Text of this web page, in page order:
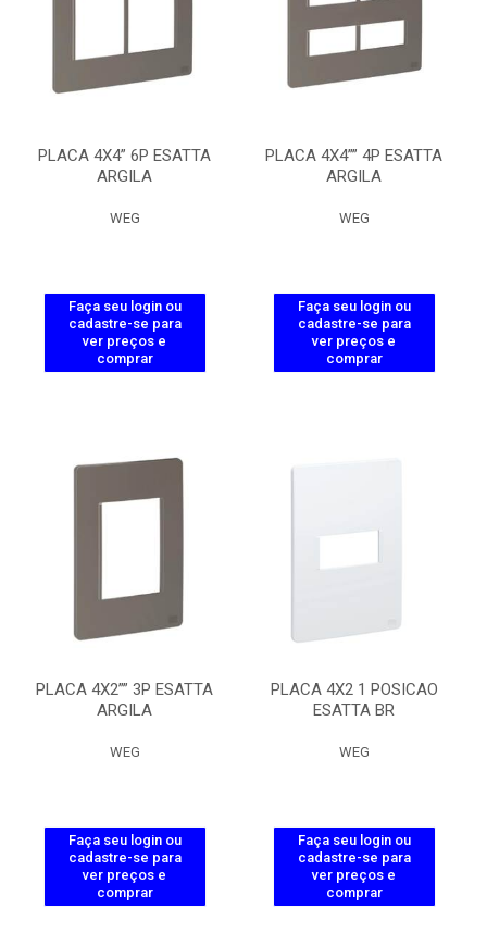
PLACA 4X4” 6P ESATTA
ARGILA
WEG
Faça seu login ou
cadastre-se para
ver preços e
comprar
PLACA 4X4”” 4P ESATTA
ARGILA
WEG
Faça seu login ou
cadastre-se para
ver preços e
comprar
PLACA 4X2”” 3P ESATTA
ARGILA
WEG
Faça seu login ou
cadastre-se para
ver preços e
comprar
PLACA 4X2 1 POSICAO
ESATTA BR
WEG
Faça seu login ou
cadastre-se para
ver preços e
comprar